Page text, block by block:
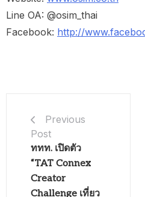
Line OA: @osim_thai
Facebook: http://
Previous
Post
ททท. เปิดตัว
“TAT Connex
Creator
Challenge เที่ยว